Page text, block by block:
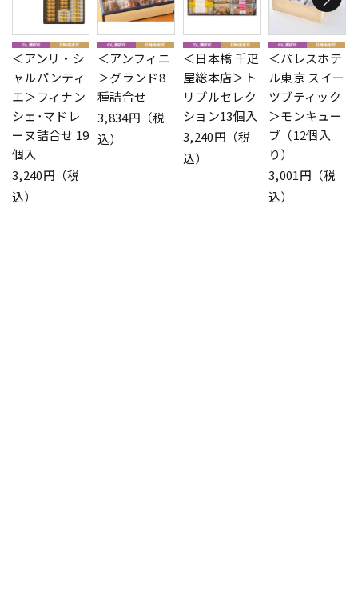
＜アンリ・シ
ャルパンティ
エ＞フィナン
シェ･マドレ
ーヌ詰合せ 19
個入
3,240円（税
込）
＜アンフィニ
＞グランド8
種詰合せ
3,834円（税
込）
＜日本橋 千疋
屋総本店＞ト
リプルセレク
ション13個入
3,240円（税
込）
＜パレスホテ
ル東京 スイー
ツブティック
＞モンキュー
ブ（12個入
り）
3,001円（税
込）